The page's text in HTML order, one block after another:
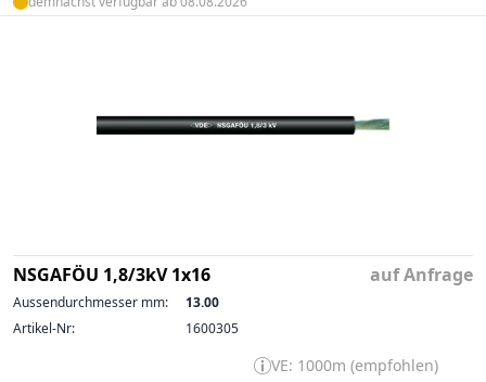
NSGAFÖU 1,8/3kV 1x16 auf Anfrage
Aussendurchmesser mm:
13.00
Artikel-Nr:
1600305
VE: 1000m (empfohlen)